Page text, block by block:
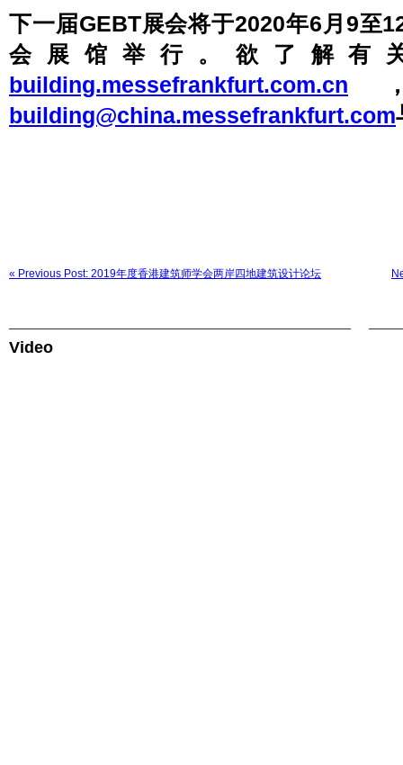
下一届GEBT展会将于2020年6月9至
会展馆举行。欲了解有
building.messefrankfurt.com.cn
building@china.messefrankfurt.com
« Previous Post: 2019年度香港建筑师学会两岸四地建筑设计论坛
Video